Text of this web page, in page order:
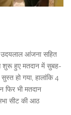
उदयलाल आंजना सहित
शुरू हुए मतदान में सुबह-
हो गया, हालांकि 4
फिर भी मतदान
सीट की आठ